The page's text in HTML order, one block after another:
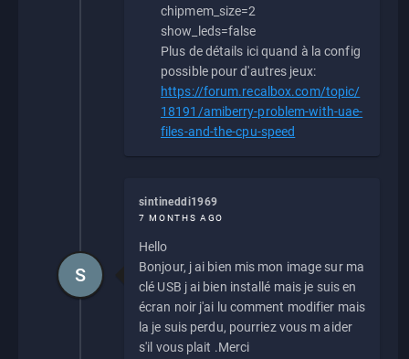
chipmem_size=2
show_leds=false
Plus de détails ici quand à la config
possible pour d'autres jeux:
https://forum.recalbox.com/topic/
18191/amiberry-problem-with-uae-
files-and-the-cpu-speed
sintineddi1969
7 MONTHS AGO
Hello
Bonjour, j ai bien mis mon image sur ma
clé USB j ai bien installé mais je suis en
écran noir j'ai lu comment modifier mais
la je suis perdu, pourriez vous m aider
s'il vous plait .Merci
S